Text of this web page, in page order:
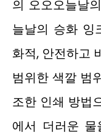
의 오오오늘날
늘날의 승화 잉
화적, 안전하고
범위한 색깔 범
조한 인쇄 방법
에서 더러운